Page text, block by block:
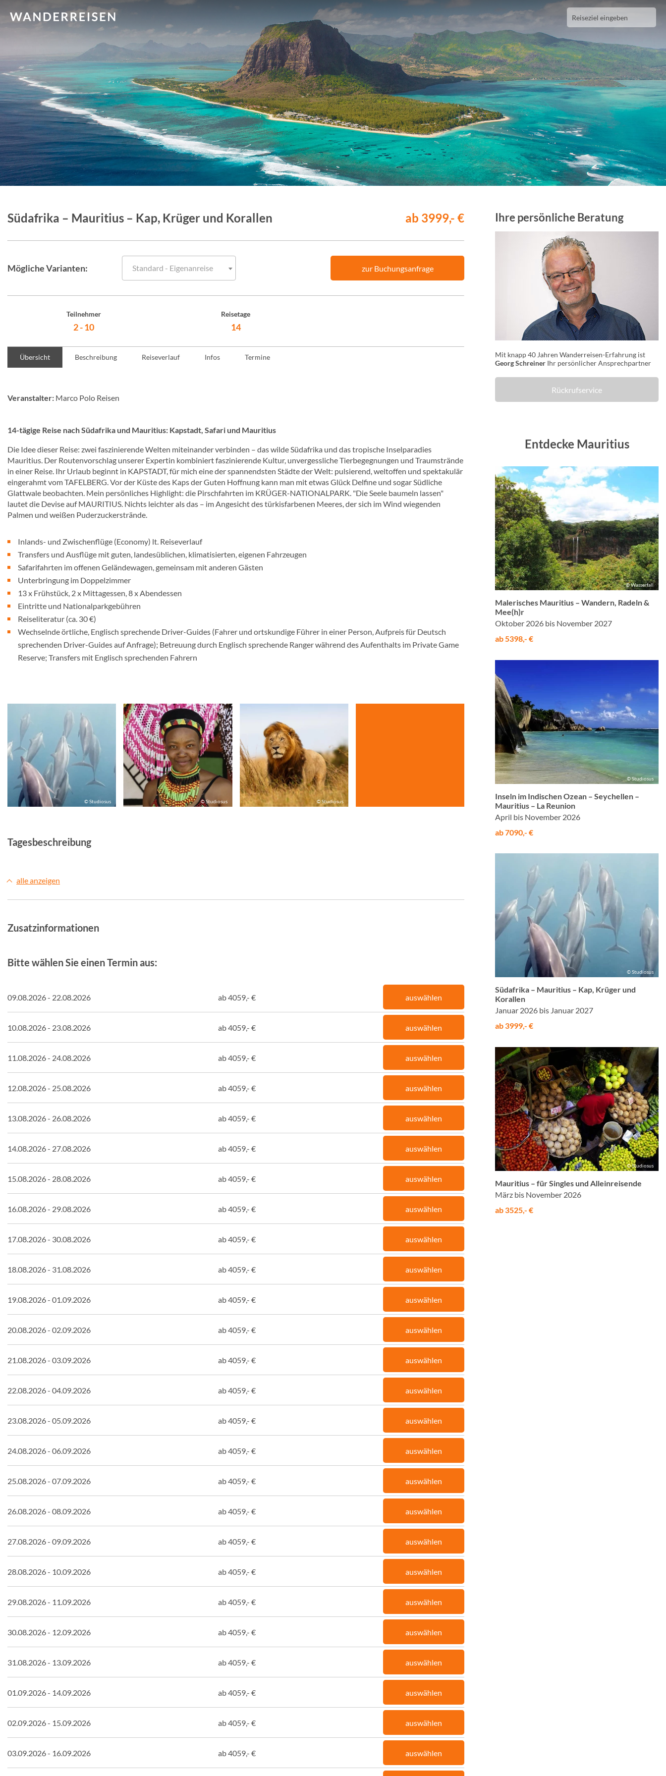
Südafrika – Mauritius – Kap, Krüger und Korallen ab 3999,- €
Mögliche Varianten: Standard - Eigenanreise zur Buchungsanfrage
Teilnehmer
2 - 10
Reisetage
14
Übersicht Beschreibung Reiseverlauf Infos Termine
Veranstalter: Marco Polo Reisen
14-tägige Reise nach Südafrika und Mauritius: Kapstadt, Safari und Mauritius
Die Idee dieser Reise: zwei faszinierende Welten miteinander verbinden – das wilde Südafrika und das tropische Inselparadies
Mauritius. Der Routenvorschlag unserer Expertin kombiniert faszinierende Kultur, unvergessliche Tierbegegnungen und Traumstrände
in einer Reise. Ihr Urlaub beginnt in KAPSTADT, für mich eine der spannendsten Städte der Welt: pulsierend, weltoffen und spektakulär
eingerahmt vom TAFELBERG. Vor der Küste des Kaps der Guten Hoffnung kann man mit etwas Glück Delfine und sogar Südliche
Glattwale beobachten. Mein persönliches Highlight: die Pirschfahrten im KRÜGER-NATIONALPARK. "Die Seele baumeln lassen"
lautet die Devise auf MAURITIUS. Nichts leichter als das – im Angesicht des türkisfarbenen Meeres, der sich im Wind wiegenden
Palmen und weißen Puderzuckerstrände.
Inlands- und Zwischenflüge (Economy) lt. Reiseverlauf
Transfers und Ausflüge mit guten, landesüblichen, klimatisierten, eigenen Fahrzeugen
Safarifahrten im offenen Geländewagen, gemeinsam mit anderen Gästen
Unterbringung im Doppelzimmer
13 x Frühstück, 2 x Mittagessen, 8 x Abendessen
Eintritte und Nationalparkgebühren
Reiseliteratur (ca. 30 €)
Wechselnde örtliche, Englisch sprechende Driver-Guides (Fahrer und ortskundige Führer in einer Person, Aufpreis für Deutsch
sprechenden Driver-Guides auf Anfrage); Betreuung durch Englisch sprechende Ranger während des Aufenthalts im Private Game
Reserve; Transfers mit Englisch sprechenden Fahrern
© Studiosus © Studiosus © Studiosus
Tagesbeschreibung
alle anzeigen
Zusatzinformationen
Bitte wählen Sie einen Termin aus:
09.08.2026 - 22.08.2026 ab 4059,- € auswählen
10.08.2026 - 23.08.2026 ab 4059,- € auswählen
11.08.2026 - 24.08.2026 ab 4059,- € auswählen
12.08.2026 - 25.08.2026 ab 4059,- € auswählen
13.08.2026 - 26.08.2026 ab 4059,- € auswählen
14.08.2026 - 27.08.2026 ab 4059,- € auswählen
15.08.2026 - 28.08.2026 ab 4059,- € auswählen
16.08.2026 - 29.08.2026 ab 4059,- € auswählen
17.08.2026 - 30.08.2026 ab 4059,- € auswählen
18.08.2026 - 31.08.2026 ab 4059,- € auswählen
19.08.2026 - 01.09.2026 ab 4059,- € auswählen
20.08.2026 - 02.09.2026 ab 4059,- € auswählen
21.08.2026 - 03.09.2026 ab 4059,- € auswählen
22.08.2026 - 04.09.2026 ab 4059,- € auswählen
23.08.2026 - 05.09.2026 ab 4059,- € auswählen
24.08.2026 - 06.09.2026 ab 4059,- € auswählen
25.08.2026 - 07.09.2026 ab 4059,- € auswählen
26.08.2026 - 08.09.2026 ab 4059,- € auswählen
27.08.2026 - 09.09.2026 ab 4059,- € auswählen
28.08.2026 - 10.09.2026 ab 4059,- € auswählen
29.08.2026 - 11.09.2026 ab 4059,- € auswählen
30.08.2026 - 12.09.2026 ab 4059,- € auswählen
31.08.2026 - 13.09.2026 ab 4059,- € auswählen
01.09.2026 - 14.09.2026 ab 4059,- € auswählen
02.09.2026 - 15.09.2026 ab 4059,- € auswählen
03.09.2026 - 16.09.2026 ab 4059,- € auswählen
Ihre persönliche Beratung
Mit knapp 40 Jahren Wanderreisen-Erfahrung ist
Georg Schreiner Ihr persönlicher Ansprechpartner
Rückrufservice
Entdecke Mauritius
© Wasserfall
Malerisches Mauritius – Wandern, Radeln &
Mee(h)r
Oktober 2026 bis November 2027
ab 5398,- €
© Studiosus
Inseln im Indischen Ozean – Seychellen –
Mauritius – La Reunion
April bis November 2026
ab 7090,- €
© Studiosus
Südafrika – Mauritius – Kap, Krüger und
Korallen
Januar 2026 bis Januar 2027
ab 3999,- €
© Studiosus
Mauritius – für Singles und Alleinreisende
März bis November 2026
ab 3525,- €